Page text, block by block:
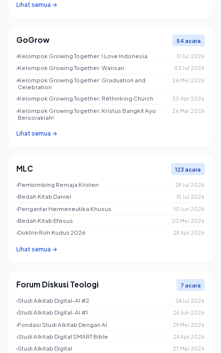
Lihat semua →
GoGrow 54 acara
›Kelompok Growing Together: I Love Indonesia 31 Jul 2026
›Kelompok Growing Together: Warisan 03 Jul 2026
›Kelompok Growing Together: Graduation and
Celebration
26 Mei 2026
›Kelompok Growing Together: Rethinking Church 30 Apr 2026
›Kelompok Growing Together: Kristus Bangkit Ayo
Bersoraklah!
26 Mar 2026
Lihat semua →
MLC 123 acara
›Pembimbing Remaja Kristen 29 Jul 2026
›Bedah Kitab Daniel 15 Jul 2026
›Pengantar Hermeneutika Khusus 10 Jun 2026
›Bedah Kitab Efesus 20 Mei 2026
›Doktrin Roh Kudus 2026 29 Apr 2026
Lihat semua →
Forum Diskusi Teologi 7 acara
›Studi Alkitab Digital-AI #2 24 Jul 2026
›Studi Alkitab Digital-AI #1 26 Jun 2026
›Fondasi Studi Alkitab Dengan AI 29 Mei 2026
›Studi Alkitab Digital SMART Bible 24 Apr 2026
›Studi Alkitab Digital 27 Mar 2026